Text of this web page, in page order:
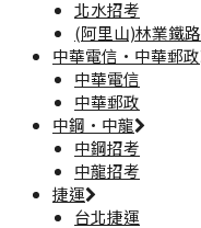
北水招考
(阿里山)林業鐵路
中華電信·中華郵政
中華電信
中華郵政
中鋼·中龍
中鋼招考
中龍招考
捷運
台北捷運